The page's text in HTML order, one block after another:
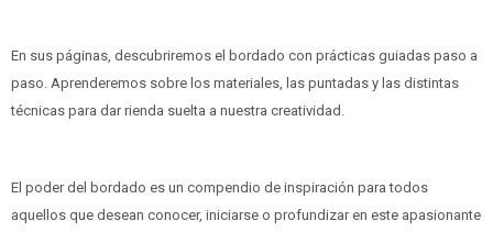
En sus páginas, descubriremos el bordado con prácticas guiadas paso a
paso. Aprenderemos sobre los materiales, las puntadas y las distintas
técnicas para dar rienda suelta a nuestra creatividad.
El poder del bordado es un compendio de inspiración para todos
aquellos que desean conocer, iniciarse o profundizar en este apasionante